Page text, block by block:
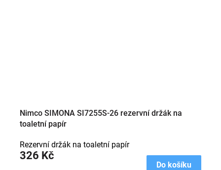
Nimco SIMONA SI7255S-26 rezervní držák na
toaletní papír
326 Kč
Do košíku
Rezervní držák na toaletní papír